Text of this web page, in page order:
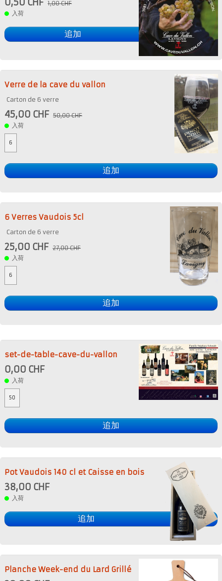
0,50 CHF 1,00 CHF
入荷
追加
Verre de la cave du vallon
Carton de 6 verre
45,00 CHF 50,00 CHF
入荷
6
追加
6 Verres Vaudois 5cl
Carton de 6 verre
25,00 CHF 27,00 CHF
入荷
6
追加
set-de-table-cave-du-vallon
0,00 CHF
入荷
50
追加
Pot Vaudois 140 cl et Caisse en bois
38,00 CHF
入荷
追加
Planche Week-end du Lard Grillé